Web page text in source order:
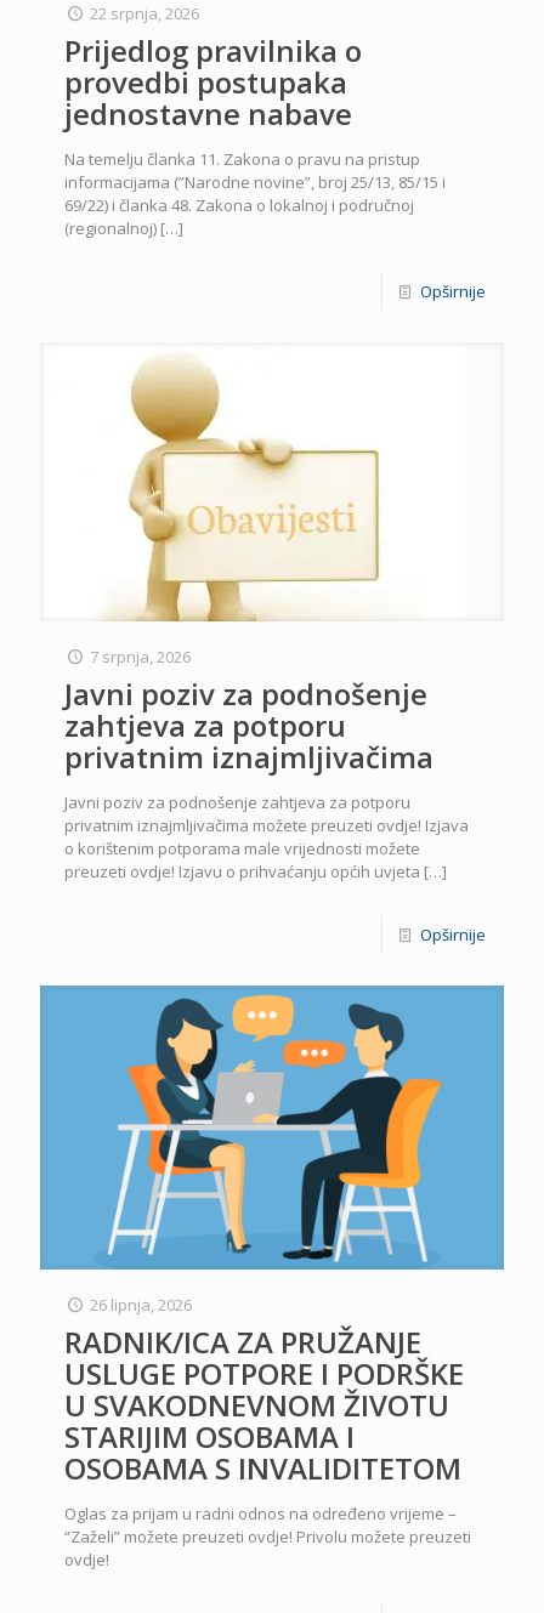
22 srpnja, 2026
Prijedlog pravilnika o
provedbi postupaka
jednostavne nabave
Na temelju članka 11. Zakona o pravu na pristup
informacijama (”Narodne novine”, broj 25/13, 85/15 i
69/22) i članka 48. Zakona o lokalnoj i područnoj
(regionalnoj) […]
Opširnije
7 srpnja, 2026
Javni poziv za podnošenje
zahtjeva za potporu
privatnim iznajmljivačima
Javni poziv za podnošenje zahtjeva za potporu
privatnim iznajmljivačima možete preuzeti ovdje! Izjava
o korištenim potporama male vrijednosti možete
preuzeti ovdje! Izjavu o prihvaćanju općih uvjeta […]
Opširnije
26 lipnja, 2026
RADNIK/ICA ZA PRUŽANJE
USLUGE POTPORE I PODRŠKE
U SVAKODNEVNOM ŽIVOTU
STARIJIM OSOBAMA I
OSOBAMA S INVALIDITETOM
Oglas za prijam u radni odnos na određeno vrijeme –
“Zaželi” možete preuzeti ovdje! Privolu možete preuzeti
ovdje!